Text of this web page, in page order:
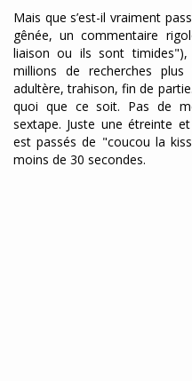
Mais que s’est-il vraiment
gênée, un commentaire
liaison ou ils sont timides"),
millions de recherches
adultère, trahison, fin de
quoi que ce soit. Pas de
sextape. Juste une étreinte
est passés de "coucou la
moins de 30 secondes.